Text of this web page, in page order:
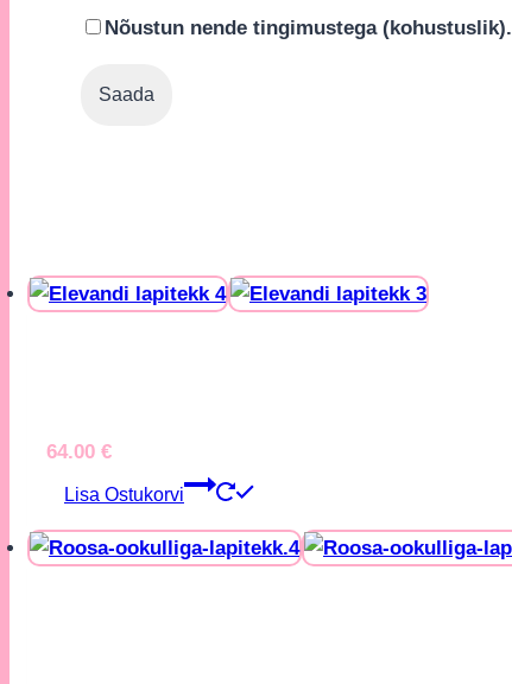
Nõustun nende tingimustega (kohustuslik).
64.00 €
Lisa Ostukorvi